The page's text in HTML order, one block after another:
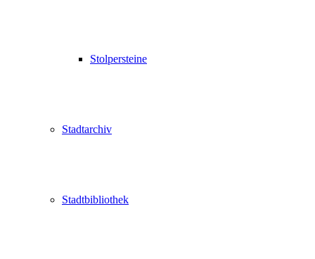
Stolpersteine
Stadtarchiv
Stadtbibliothek